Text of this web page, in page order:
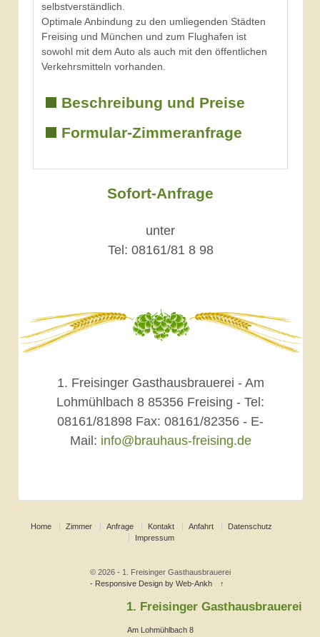
selbstverständlich.
Optimale Anbindung zu den umliegenden Städten
Freising und München und zum Flughafen ist
sowohl mit dem Auto als auch mit den öffentlichen
Verkehrsmitteln vorhanden.
Beschreibung und Preise
Formular-Zimmeranfrage
Sofort-Anfrage
unter
Tel: 08161/81 8 98
1. Freisinger Gasthausbrauerei - Am
Lohmühlbach 8 85356 Freising - Tel:
08161/81898 Fax: 08161/82356 - E-
Mail: info@brauhaus-freising.de
Home Zimmer Anfrage Kontakt Anfahrt
Datenschutz
Impressum
© 2026 - 1. Freisinger Gasthausbrauerei
- Responsive Design by Web-Ankh
↑
1. Freisinger Gasthausbrauerei
Am Lohmühlbach 8